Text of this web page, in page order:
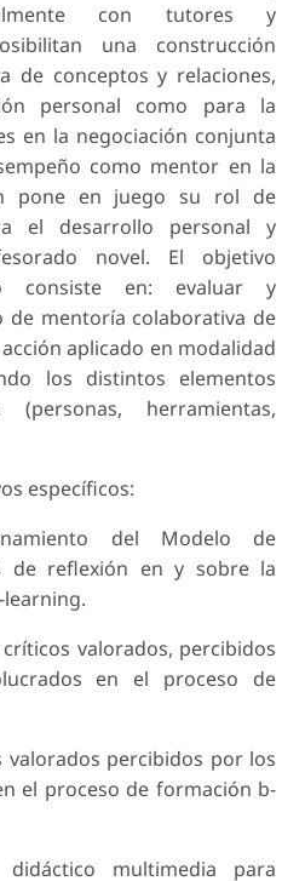
con tutores y
una construcción
de conceptos y relaciones,
personal como para la
en la negociación conjunta
como mentor en la
pone en juego su rol de
el desarrollo personal y
novel. El objetivo
consiste en: evaluar y
de mentoría colaborativa de
aplicado en modalidad
los distintos elementos
herramientas,
específicos:
del Modelo de
de reflexión en y sobre la
valorados, percibidos
en el proceso de
valorados percibidos por los
el proceso de formación b-
multimedia para